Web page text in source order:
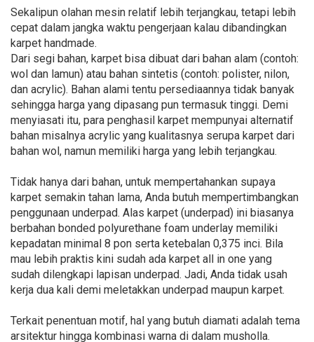
Sekalipun olahan mesin relatif lebih terjangkau, tetapi lebih
cepat dalam jangka waktu pengerjaan kalau dibandingkan
karpet handmade.
Dari segi bahan, karpet bisa dibuat dari bahan alam (contoh:
wol dan lamun) atau bahan sintetis (contoh: polister, nilon,
dan acrylic). Bahan alami tentu persediaannya tidak banyak
sehingga harga yang dipasang pun termasuk tinggi. Demi
menyiasati itu, para penghasil karpet mempunyai alternatif
bahan misalnya acrylic yang kualitasnya serupa karpet dari
bahan wol, namun memiliki harga yang lebih terjangkau.
Tidak hanya dari bahan, untuk mempertahankan supaya
karpet semakin tahan lama, Anda butuh mempertimbangkan
penggunaan underpad. Alas karpet (underpad) ini biasanya
berbahan bonded polyurethane foam underlay memiliki
kepadatan minimal 8 pon serta ketebalan 0,375 inci. Bila
mau lebih praktis kini sudah ada karpet all in one yang
sudah dilengkapi lapisan underpad. Jadi, Anda tidak usah
kerja dua kali demi meletakkan underpad maupun karpet.
Terkait penentuan motif, hal yang butuh diamati adalah tema
arsitektur hingga kombinasi warna di dalam musholla.